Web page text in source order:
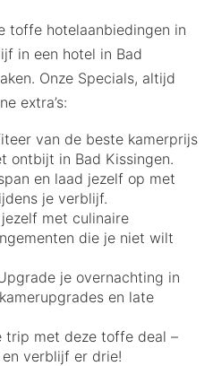
toffe hotelaanbiedingen in
in een hotel in Bad
Onze Specials, altijd
extra’s:
van de beste kamerprijs
ontbijt in Bad Kissingen.
en laad jezelf op met
je verblijf.
met culinaire
die je niet wilt
je overnachting in
en late
trip met deze toffe deal –
verblijf er drie!